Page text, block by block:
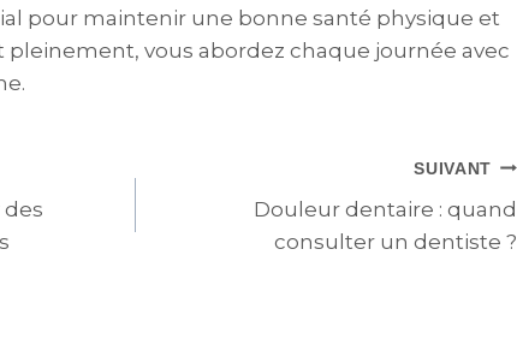
pour maintenir une bonne santé physique et
pleinement, vous abordez chaque journée avec
des
SUIVANT
Douleur dentaire : quand
consulter un dentiste ?